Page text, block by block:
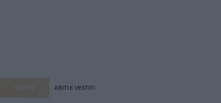
STORIA ABITI E VESTITI